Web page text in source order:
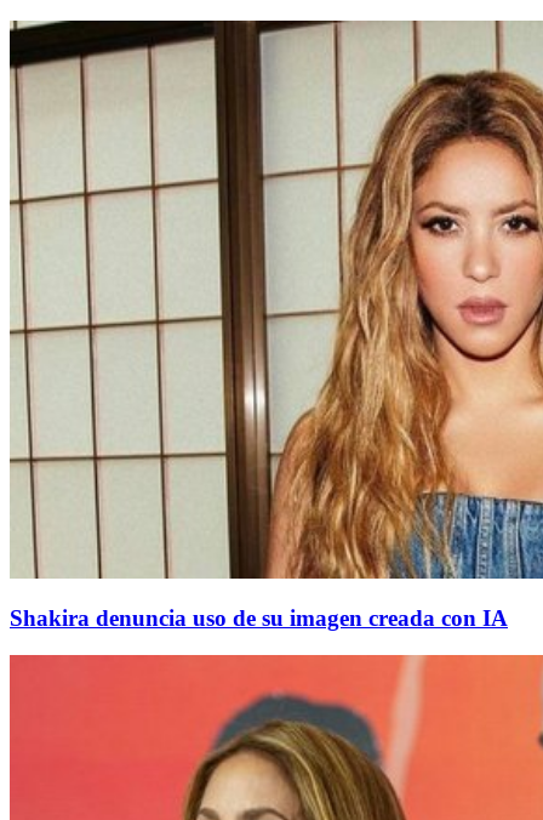
Shakira denuncia uso de su imagen creada con IA